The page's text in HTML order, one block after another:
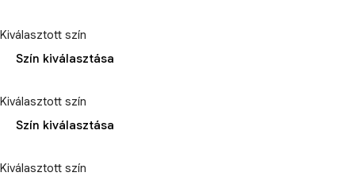
Kiválasztott szín
Szín kiválasztása
Kiválasztott szín
Szín kiválasztása
Kiválasztott szín